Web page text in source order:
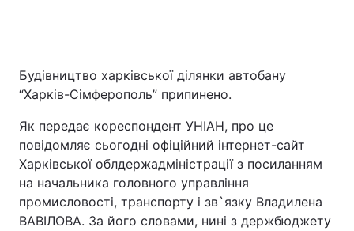
Будівництво харківської ділянки автобану
“Харків-Сімферополь” припинено.
Як передає кореспондент УНІАН, про це
повідомляє сьогодні офіційний інтернет-сайт
Харківської облдержадміністрації з посиланням
на начальника головного управління
промисловості, транспорту і зв`язку Владилена
ВАВІЛОВА. За його словами, нині з держбюджету